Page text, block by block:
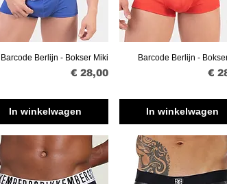
Snel overzicht
Barcode Berlijn - Bokser Miki
Prijs
€ 28,00
In winkelwagen
Snel overzicht
Barcode Berlijn -
€
In winkelwagen